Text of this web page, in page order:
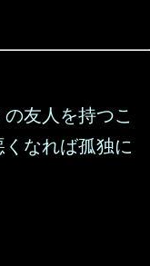
友人を持つこ
なれば孤独に